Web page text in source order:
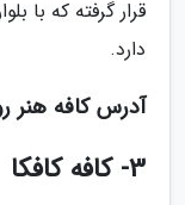
قرار گرفته که با
دارد.
آدرس کافه
3- کافه کافکا